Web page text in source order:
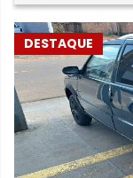
DESTAQUE